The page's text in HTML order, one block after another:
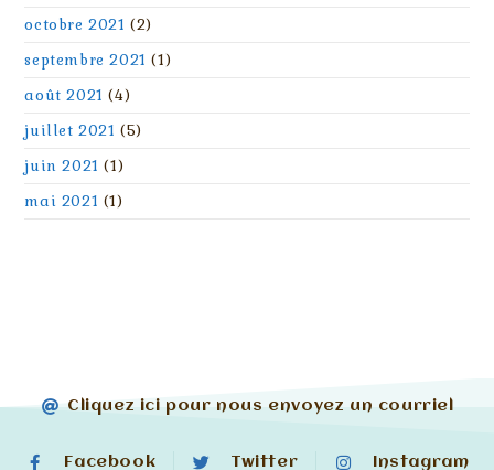
octobre 2021 (2)
septembre 2021 (1)
août 2021 (4)
juillet 2021 (5)
juin 2021 (1)
mai 2021 (1)
Cliquez ici pour nous envoyez un courriel
Facebook Twitter Instagram